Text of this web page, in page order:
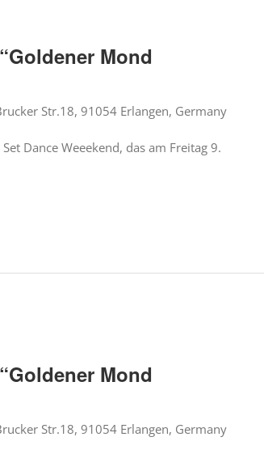
Mond
Str.18, 91054 Erlangen, Germany
Dance Weeekend, das am Freitag 9.
Mond
Str.18, 91054 Erlangen, Germany